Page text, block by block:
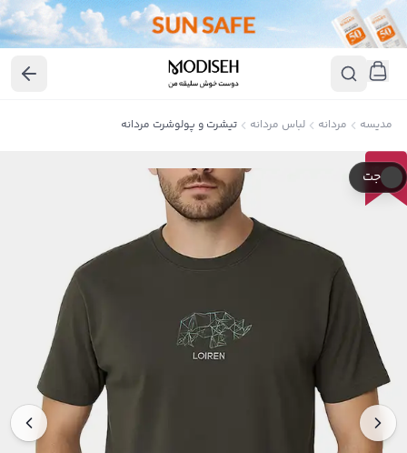
مدیسه مردانه لباس مردانه تیشرت و پولوشرت مردانه
40٪ جت